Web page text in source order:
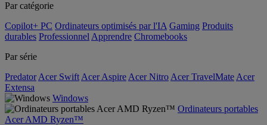
Par catégorie
Copilot+ PC Ordinateurs optimisés par l'IA Gaming Produits
durables Professionnel Apprendre Chromebooks
Par série
Predator Acer Swift Acer Aspire Acer Nitro Acer TravelMate Acer
Extensa
Windows
Ordinateurs portables
Acer AMD Ryzen™